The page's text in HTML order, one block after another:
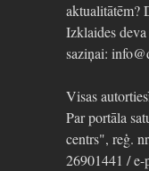
aktualitātēm?
Izklaides
saziņai:
Visas
Par portāla
centrs", reģ.
26901441 /